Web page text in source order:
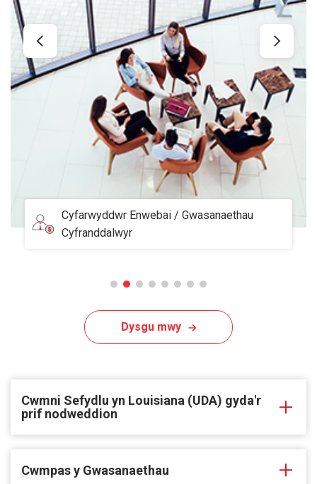
Swyddfa â Gwasanaeth
Dysgu mwy
Cwmni Sefydlu yn Louisiana (UDA) gyda'r
prif nodweddion
Cwmpas y Gwasanaethau